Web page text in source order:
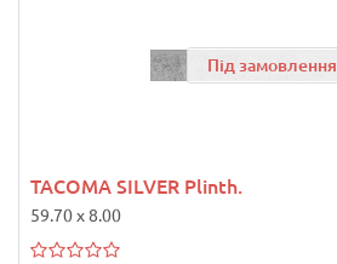
Під замовлення
TACOMA SILVER Plinth.
59.70 x 8.00